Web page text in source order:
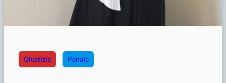
Giustizia Penale